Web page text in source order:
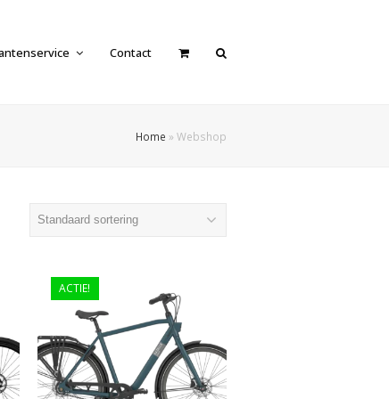
Contact
Home » Webshop
ACTIE!